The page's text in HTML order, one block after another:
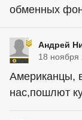
обменных
Андрей
18 ноября
Американцы,
нас,пошлют